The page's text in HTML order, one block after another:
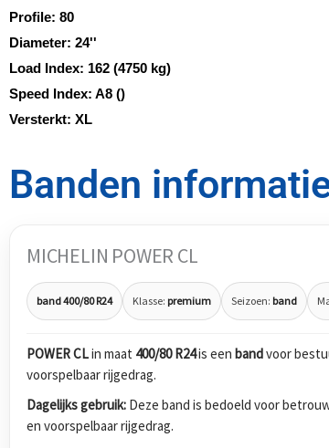
Profile: 80
Diameter: 24''
Load Index: 162 (4750 kg)
Speed Index: A8 ()
Versterkt: XL
Banden
MICHELIN POWER CL
band 400/80 R24 Klasse: premium Seizoen: band
POWER CLin maat 400/80 R24is een bandvoor
voorspelbaar rijgedrag.
Dagelijks gebruik: Deze band is bedoeld voor
en voorspelbaar rijgedrag.